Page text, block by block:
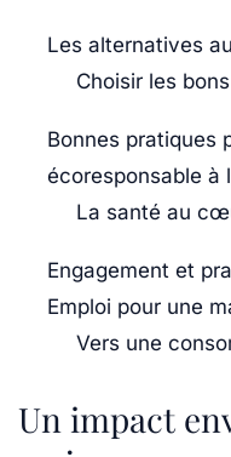
Les alternatives
Choisir les
Bonnes pratiques
écoresponsable à
La santé au
Engagement et
Emploi pour une
Vers une
Un impact